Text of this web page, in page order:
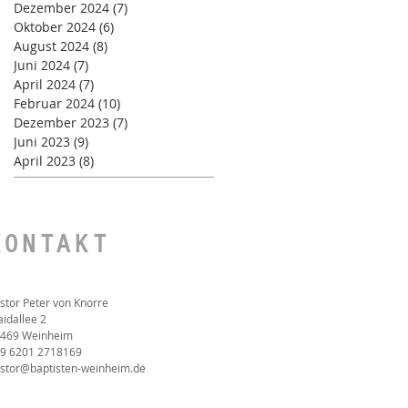
Dezember 2024 (7)
Oktober 2024 (6)
August 2024 (8)
Juni 2024 (7)
April 2024 (7)
Februar 2024 (10)
Dezember 2023 (7)
Juni 2023 (9)
April 2023 (8)
Peter von Knorre
2
Weinheim
6201 2718169‬
weinheim.de